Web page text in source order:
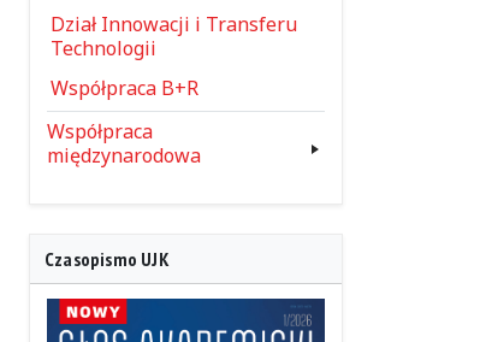
Dział Innowacji i Transferu
Technologii
Współpraca B+R
Współpraca
międzynarodowa
Czasopismo UJK